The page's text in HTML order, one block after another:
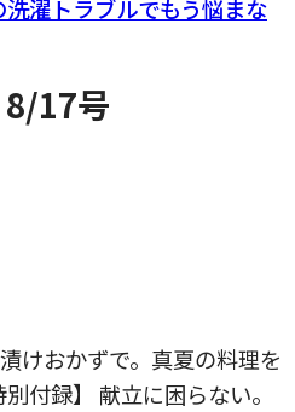
濯トラブルでもう悩まな
17号
けおかずで。真夏の料理を
付録】 献立に困らない。